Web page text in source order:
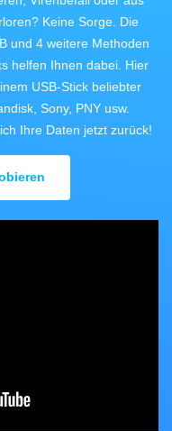
ENTDECKEN
Keine Sorge. Die
und 4 weitere Methoden
helfen Ihnen dabei. Hier
USB-Stick beliebter
Sony, PNY usw.
Ihre Daten jetzt zurück!